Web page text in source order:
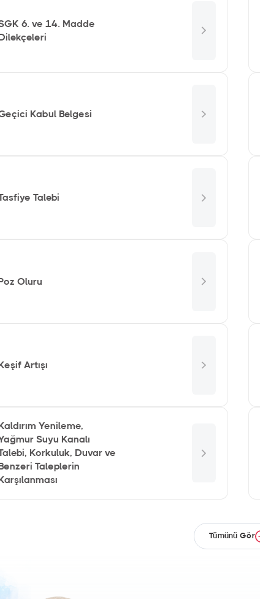
6. ve 14. Madde
Kabul Belgesi
Talebi
Poz Oluru
Keşif Artışı
Kaldırım Yenileme,
Suyu Kanalı
Korkuluk, Duvar ve
Benzeri Taleplerin
Karşılanması
Tümünü Gör